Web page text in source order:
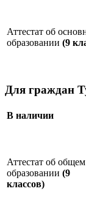
Аттестат об
образовании (9
Для граждан
В наличии
Аттестат об общем
образовании (9
классов)